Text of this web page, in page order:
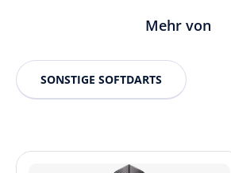
Mehr von
SONSTIGE SOFTDARTS